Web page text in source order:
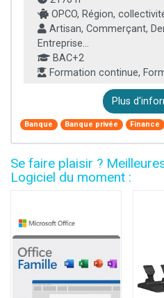
OPCO, Région,
Artisan, Commerçant,
Entreprise...
BAC+2
Formation continue,
Plus
Banque Banque privée Finance
Se faire plaisir ?
Logiciel du moment :